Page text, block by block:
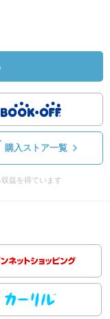
購入ストア一覧
益を得ています